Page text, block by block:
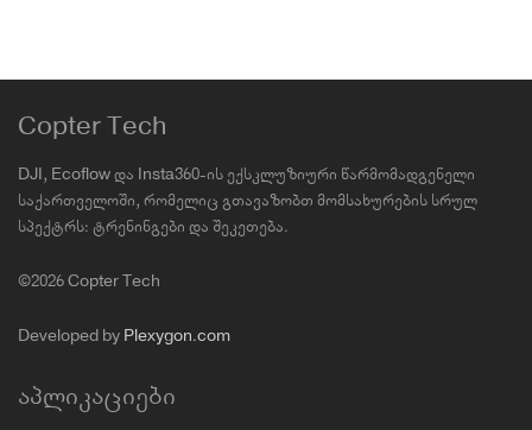
Copter Tech
DJI, Ecoflow და Insta360-ის ექსკლუზიური წარმომადგენელი
საქართველოში, რომელიც გთავაზობთ მომსახურების სრულ
სპექტრს: ტრენინგები და შეკეთება.
©2026 Copter Tech
Developed by Plexygon.com
აპლიკაციები